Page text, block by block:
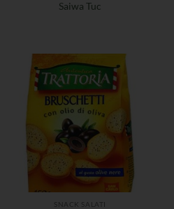
Saiwa Tuc
SNACK SALATI